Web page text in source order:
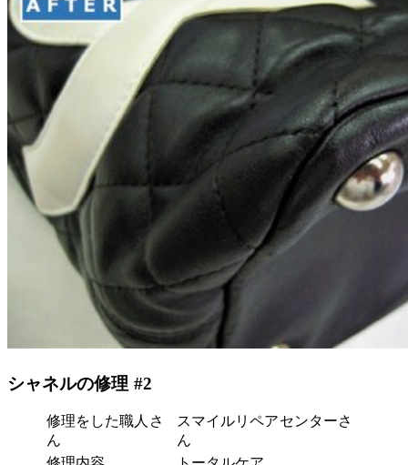
シャネルの修理 #2
修理をした職人さ
ん
スマイルリペアセンターさ
ん